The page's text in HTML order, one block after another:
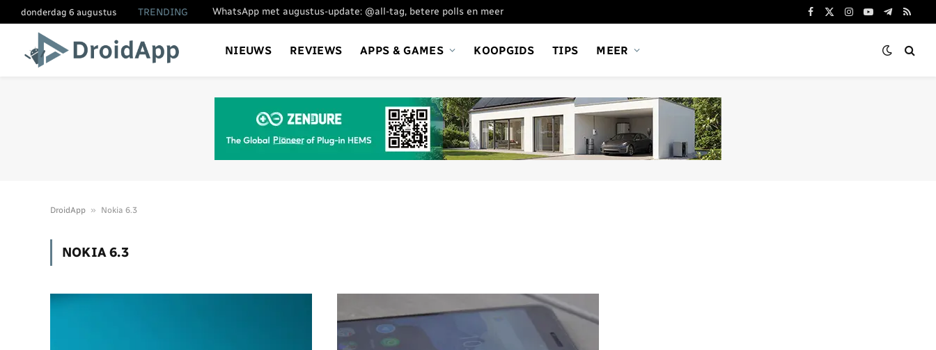
donderdag 6 augustus TRENDING WhatsApp met augustus-update: @all-tag, betere polls en meer
Facebook
X
Instagram
YouTube
Telegram
RSS
NIEUWS REVIEWS APPS & GAMES KOOPGIDS TIPS MEER
DroidApp » Nokia 6.3
NOKIA 6.3